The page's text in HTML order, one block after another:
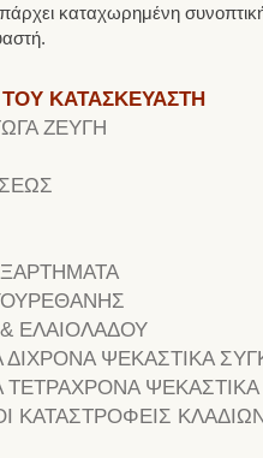
καταχωρημένη
ΚΑΤΑΣΚΕΥΑΣΤΗ
ΖΕΥΓΗ
ΕΛΑΙΟΛΑΔΟΥ
ΔΙΧΡΟΝΑ ΨΕΚΑΣΤΙΚΑ
ΤΕΤΡΑΧΡΟΝΑ
ΚΑΤΑΣΤΡΟΦΕΙΣ